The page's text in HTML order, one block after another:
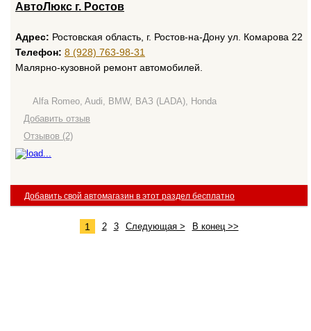
АвтоЛюкс г. Ростов
Адрес: Ростовская область, г. Ростов-на-Дону ул. Комарова 22
Телефон: 8 (928) 763-98-31
Малярно-кузовной ремонт автомобилей.
Alfa Romeo, Audi, BMW, ВАЗ (LADA), Honda
Добавить отзыв
Отзывов (2)
Добавить свой автомагазин в этот раздел бесплатно
1 2 3 Следующая > В конец >>